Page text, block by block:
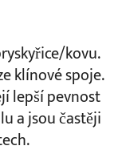
kovu.
klínové spoje.
lepší pevnost
a jsou častěji